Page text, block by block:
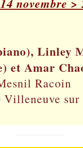
novembre
Linley
Amar
Racoin
Villeneuve sur